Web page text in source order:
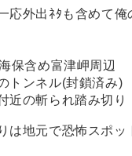
応外出ﾈﾀも含めて俺
保含め富津岬周辺
トンネル(封鎖済み)
近の斬られ踏み切り
は地元で恐怖スポッ